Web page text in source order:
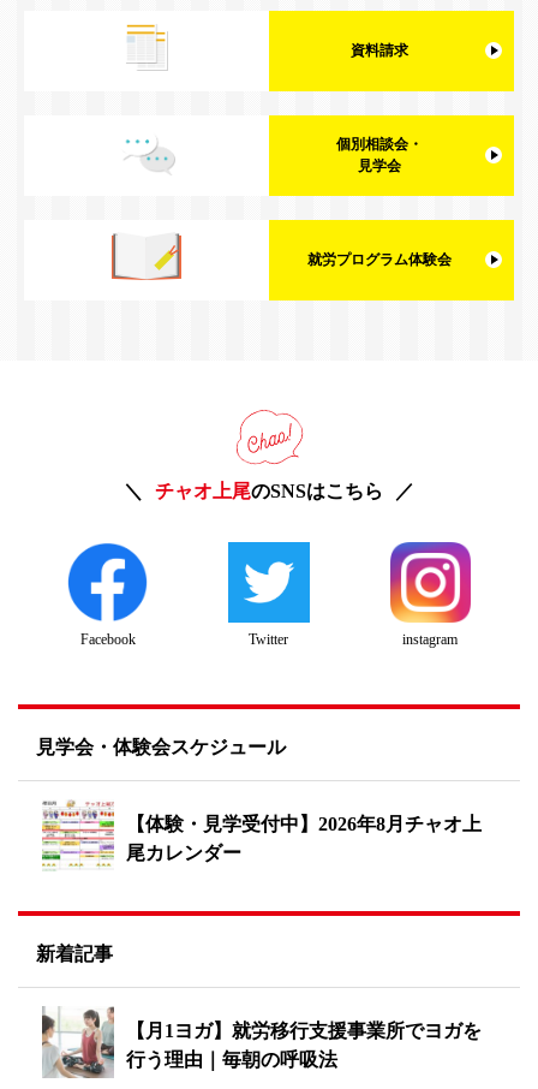
資料請求
個別相談会・
見学会
就労プログラム体験会
チャオ上尾のSNSはこちら
Facebook Twitter instagram
見学会・体験会スケジュール
【体験・見学受付中】2026年8月チャオ上
尾カレンダー
新着記事
【月1ヨガ】就労移行支援事業所でヨガを
行う理由｜毎朝の呼吸法